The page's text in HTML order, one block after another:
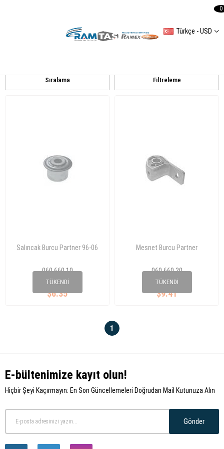
Türkçe - USD
0
Filtreleme
Sıralama
TÜKENDI
Salıncak Burcu Partner 96-06
060 660 10
$6.35
3223,75 TÜKENDI
Mesnet Burcu Partner
060 660 20
$9.41
3523,59
1
E-bültenimize kayıt olun!
Hiçbir Şeyi Kaçırmayın: En Son Güncellemeleri Doğrudan Mail Kutunuza Alın
Gönder